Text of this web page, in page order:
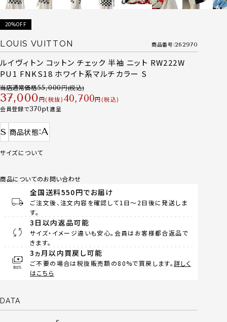
20%OFF
LOUIS VUITTON 商品番号 262970
ルイヴィトン コットン チェック 半袖 ニット RW222W
PU1 FNKS18 ホワイト系マルチカラー S
当店通常価格55,000
37,000 税抜 40,700
税込
会員登録で370 進呈
S 商品状態 A
サイズについて
商品についてのお問い合わせ
全国送料550円でお届け
ご注文後、注文内容を確認して1日～2日後に発送しま
す。
3日以内返品可能
サイズ・イメージ違いも安心。会員はお客様都合返品で
きます。
3ヵ月以内買戻し可能
ご不要の場合は税抜販売額の80%で買戻します。詳しく
はこちら
DATA